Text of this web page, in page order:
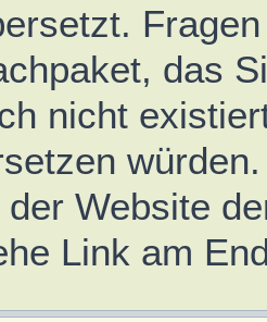
das
nicht
Website
Link am